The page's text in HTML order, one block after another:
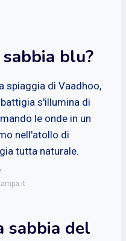
blu?
spiaggia di Vaadhoo,
s'illumina di
le onde in un
nell'atollo di
tutta naturale.
sabbia del